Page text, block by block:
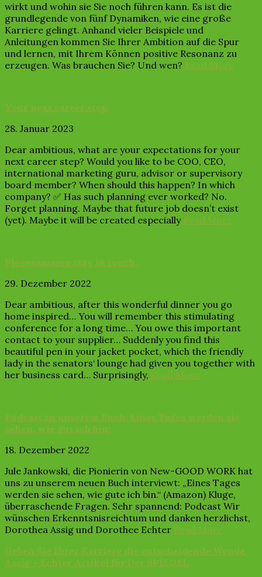
wirkt und wohin sie Sie noch führen kann. Es ist die
grundlegende von fünf Dynamiken, wie eine große
Karriere gelingt. Anhand vieler Beispiele und
Anleitungen kommen Sie Ihrer Ambition auf die Spur
und lernen, mit Ihrem Können positive Resonanz zu
erzeugen. Was brauchen Sie? Und wen? Read More
Your next career step.
28. Januar 2023
Dear ambitious, what are your expectations for your
next career step? Would you like to be COO, CEO,
international marketing guru, advisor or supervisory
board member? When should this happen? In which
company? ✅ Has such planning ever worked? No.
Forget planning. Maybe that future job doesn’t exist
(yet). Maybe it will be created especially Read More
Pleeeaaasssee stay in touch.
29. Dezember 2022
Dear ambitious, after this wonderful dinner you go
home inspired… You will remember this stimulating
conference for a long time… You owe this important
contact to your supplier… Suddenly you find this
beautiful pen in your jacket pocket, which the friendly
lady in the senators‘ lounge had given you together with
her business card… Surprisingly, Read More
Podcast zu unserem Buch: Eines Tages werden sie
sehen, wie gut ich bin!
18. Dezember 2022
Jule Jankowski, die Pionierin von New-GOOD WORK hat
uns zu unserem neuen Buch interviewt: „Eines Tages
werden sie sehen, wie gute ich bin.“ (Amazon) Kluge,
überraschende Fragen. Sehr spannend: Podcast Wir
wünschen Erkenntsnisreichtum und danken herzlichst,
Dorothea Assig und Dorothee Echter Read More
Geben Sie Ihrer Karriere die entscheidende Wende.
Assig + Echter Artikel für Der SPIEGEL.